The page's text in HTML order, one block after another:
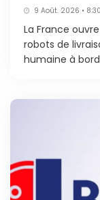
9 Août. 2026 • 8:30
La France
robots de
humaine à